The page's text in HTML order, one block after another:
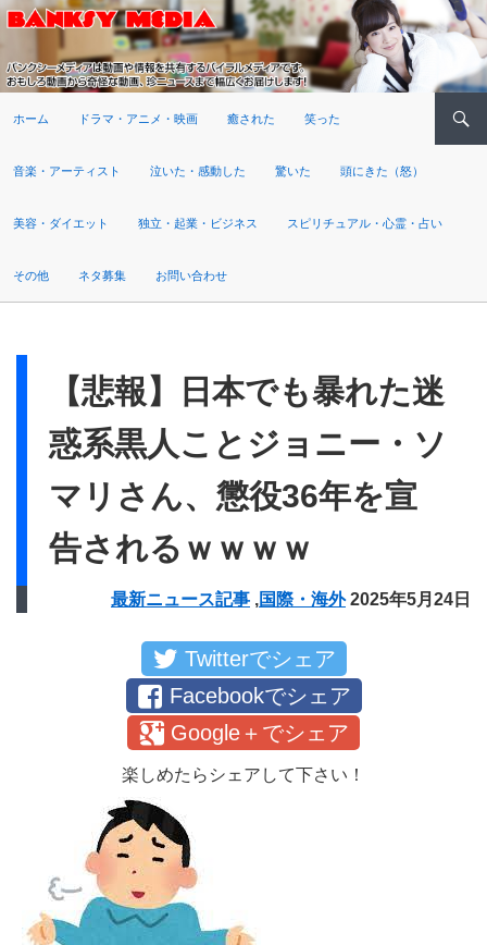
ホーム ドラマ・アニメ・映画 癒された 笑った
音楽・アーティスト 泣いた・感動した 驚いた 頭にきた（怒）
美容・ダイエット 独立・起業・ビジネス スピリチュアル・心霊・占い
その他 ネタ募集 お問い合わせ
【悲報】日本でも暴れた迷
惑系黒人ことジョニー・ソ
マリさん、懲役36年を宣
告されるｗｗｗｗ
最新ニュース記事 ,国際・海外2025年5月24日
Twitterでシェア
Facebookでシェア
Google＋でシェア
楽しめたらシェアして下さい！